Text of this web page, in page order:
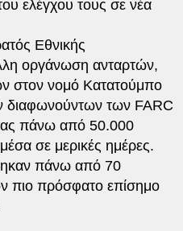
ελέγχου τους σε νέα
Εθνικής
οργάνωση ανταρτών,
στον νομό Κατατούμπο
διαφωνούντων των FARC
πάνω από 50.000
σε μερικές ημέρες.
πάνω από 70
πιο πρόσφατο επίσημο